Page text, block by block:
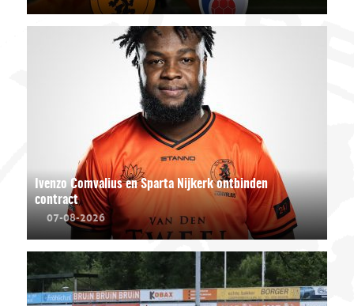
Ivenzo Comvalius en Sparta Nijkerk ontbinden
contract
07-08-2026